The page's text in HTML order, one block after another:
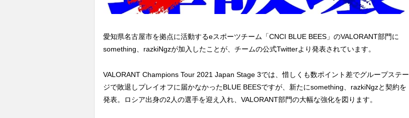
愛知県名古屋市を拠点に活動するeスポーツチーム「CNCI BLUE BEES」のVALORANT部門に
something、razkiNgzが加入したことが、チームの公式Twitterより発表されています。
VALORANT Champions Tour 2021 Japan Stage 3では、惜しくも数ポイント差でグループステー
ジで敗退しプレイオフに届かなかったBLUE BEESですが、新たにsomething、razkiNgzと契約を
発表。ロシア出身の2人の選手を迎え入れ、VALORANT部門の大幅な強化を図ります。